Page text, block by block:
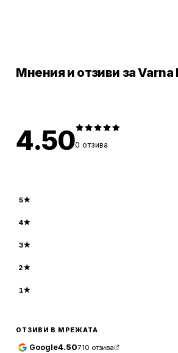
Мнения и отзиви за Varna
4.500 отзива
5★
4★
3★
2★
1★
ОТЗИВИ В МРЕЖАТА
Google4.50710 отзива